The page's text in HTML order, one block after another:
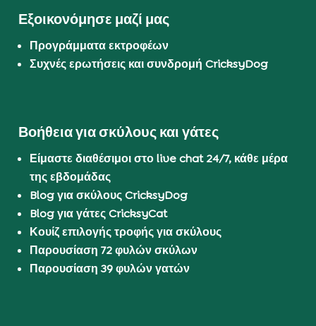
Εξοικονόμησε μαζί μας
Προγράμματα εκτροφέων
Συχνές ερωτήσεις και συνδρομή CricksyDog
Βοήθεια για σκύλους και γάτες
Είμαστε διαθέσιμοι στο live chat 24/7, κάθε μέρα
της εβδομάδας
Blog για σκύλους CricksyDog
Blog για γάτες CricksyCat
Κουίζ επιλογής τροφής για σκύλους
Παρουσίαση 72 φυλών σκύλων
Παρουσίαση 39 φυλών γατών